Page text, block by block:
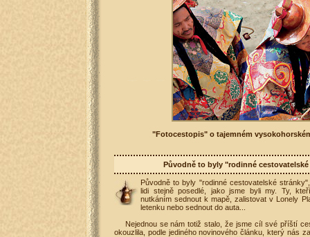
"Fotocestopis" o tajemném
Původně to byly "rodinné
Původně to byly "rodinné cestovatelské
lidi stejně posedlé, jako jsme byli my. Ty,
nutkáním sednout k mapě, zalistovat v Lonely
letenku nebo sednout do auta...
Nejednou se nám totiž stalo, že jsme cíl své příští
okouzlila, podle jediného novinového článku, který nás